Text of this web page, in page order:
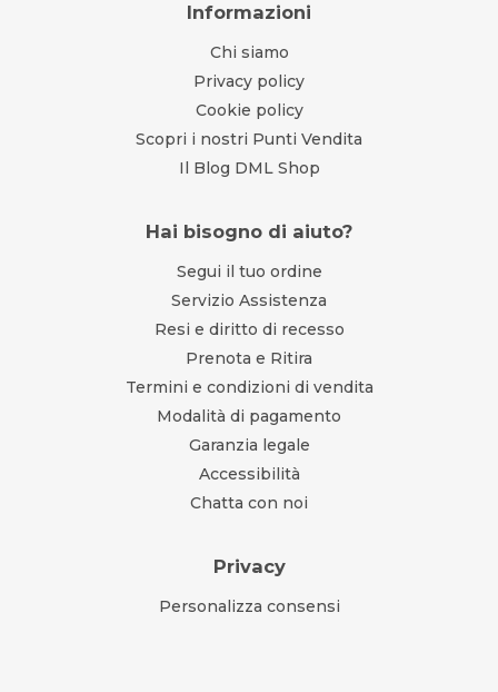
Informazioni
Chi siamo
Privacy policy
Cookie policy
Scopri i nostri Punti Vendita
Il Blog DML Shop
Hai bisogno di aiuto?
Segui il tuo ordine
Servizio Assistenza
Resi e diritto di recesso
Prenota e Ritira
Termini e condizioni di vendita
Modalità di pagamento
Garanzia legale
Accessibilità
Chatta con noi
Privacy
Personalizza consensi